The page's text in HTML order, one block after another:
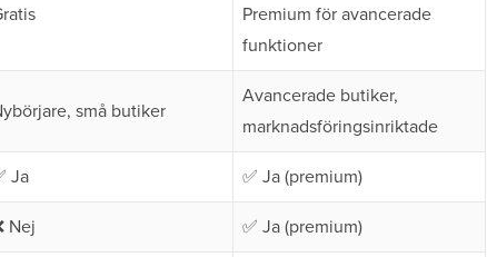
Premium för avancerade
funktioner
små butiker
Avancerade butiker,
marknadsföringsinriktade
Ja
✅ Ja (premium)
Nej
✅ Ja (premium)